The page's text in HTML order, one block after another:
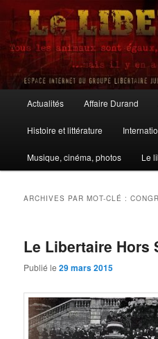
Aller
contenu
principal
Aller
contenu
secondaire
Le Libertaire
principal
Actualités Affaire Durand
Histoire et littérature
Musique, cinéma, photos Le
ARCHIVES PAR MOT-CLÉ :
Le Libertaire Hors
Publié le29 mars 2015